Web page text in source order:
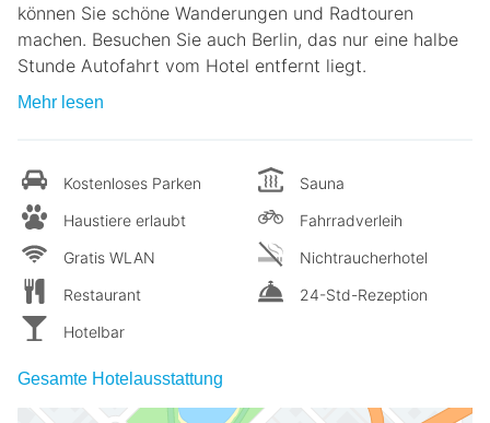
können Sie schöne Wanderungen und Radtouren
machen. Besuchen Sie auch Berlin, das nur eine halbe
Stunde Autofahrt vom Hotel entfernt liegt.
Mehr lesen
Kostenloses Parken
Haustiere erlaubt
Gratis WLAN
Restaurant
Hotelbar
Sauna
Fahrradverleih
Nichtraucherhotel
24-Std-Rezeption
Gesamte Hotelausstattung